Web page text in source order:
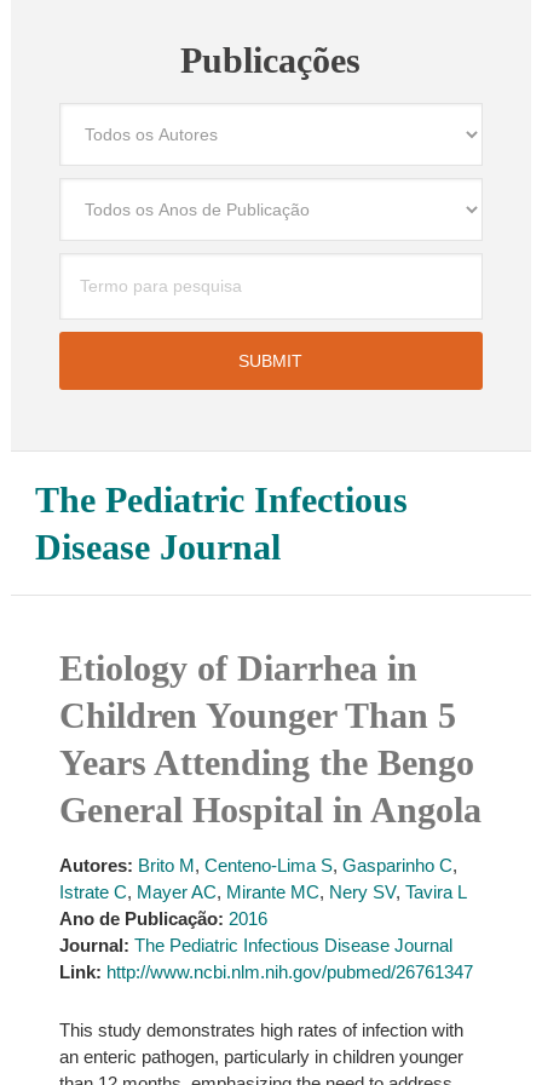
Publicações
The Pediatric Infectious
Disease Journal
Etiology of Diarrhea in
Children Younger Than 5
Years Attending the Bengo
General Hospital in Angola
Autores: Brito M, Centeno-Lima S, Gasparinho C,
Istrate C, Mayer AC, Mirante MC, Nery SV, Tavira L
Ano de Publicação: 2016
Journal: The Pediatric Infectious Disease Journal
Link: http://www.ncbi.nlm.nih.gov/pubmed/26761347
This study demonstrates high rates of infection with
an enteric pathogen, particularly in children younger